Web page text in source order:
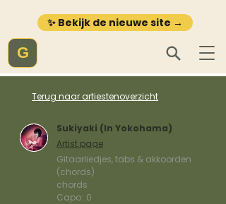
✨ Bekijk de nieuwe site →
G
Terug naar artiestenoverzicht
Sukiyaki (In Yokohama)
Artist page
Gitaarliedjes, tabs & akkoorden
(chords)
chords
Capo: 0